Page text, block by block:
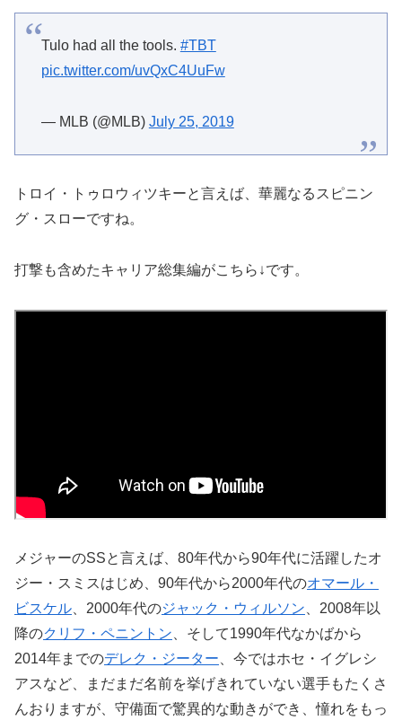
Tulo had all the tools. #TBT
pic.twitter.com/uvQxC4UuFw
— MLB (@MLB) July 25, 2019
トロイ・トゥロウィツキーと言えば、華麗なるスピニン
グ・スローですね。
打撃も含めたキャリア総集編がこちら↓です。
メジャーのSSと言えば、80年代から90年代に活躍したオ
ジー・スミスはじめ、90年代から2000年代のオマール・
ビスケル 、2000年代のジャック・ウィルソン 、2008年以
降のクリフ・ペニントン 、そして1990年代なかばから
2014年までのデレク・ジーター 、今ではホセ・イグレシ
アスなど、まだまだ名前を挙げきれていない選手もたくさ
んおりますが、守備面で驚異的な動きができ、憧れをもっ